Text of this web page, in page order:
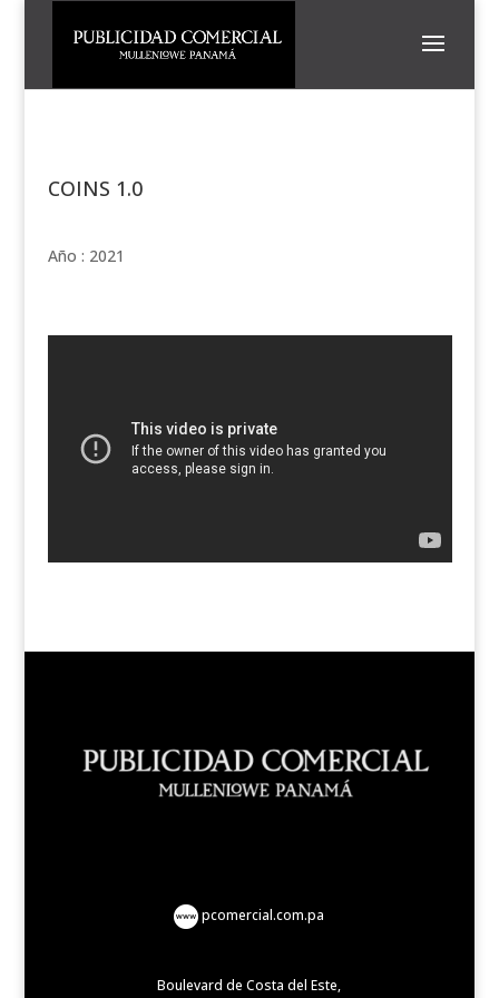
COINS 1.0
Año : 2021
pcomercial.com.pa
Boulevard de Costa del Este,